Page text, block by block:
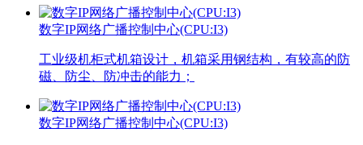
数字IP网络广播控制中心(CPU:I3)
工业级机柜式机箱设计，机箱采用钢结构，有较高的防
磁、防尘、防冲击的能力；
数字IP网络广播控制中心(CPU:I3)